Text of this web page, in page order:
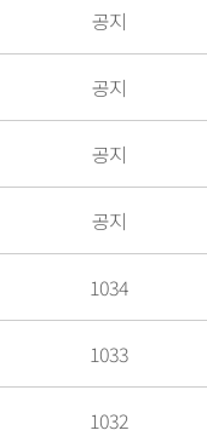
공지
공지
공지
공지
1034
1033
1032